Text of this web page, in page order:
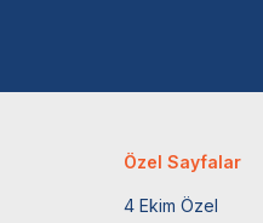
Özel Sayfalar
4 Ekim Özel